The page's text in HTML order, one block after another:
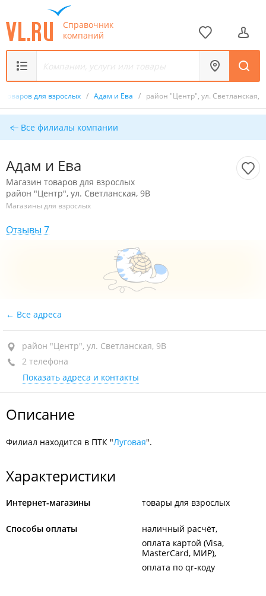
Справочник
компаний
для взрослых / Адам и Ева / район "Центр", ул. Светланская,
Все филиалы компании
Адам и Ева
Магазин товаров для взрослых
район "Центр", ул. Светланская, 9В
Магазины для взрослых
Отзывы 7
Все адреса
район "Центр", ул. Светланская, 9В
2 телефона
Показать адреса и контакты
Описание
Филиал находится в ПТК "Луговая".
Характеристики
Интернет-магазины товары для взрослых
Способы оплаты
наличный расчёт
оплата картой (Visa,
MasterCard, МИР)
оплата по qr-коду